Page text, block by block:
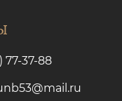
77-37-88